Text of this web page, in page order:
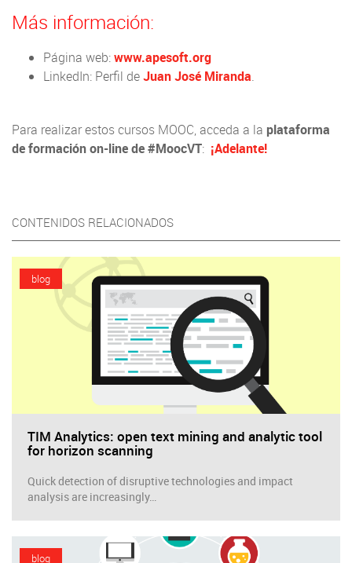
Más información:
Página web:www.apesoft.org
LinkedIn: Perfil deJuan José Miranda.
Para realizar estos cursos MOOC, acceda a la plataforma
de formación on-line de #MoocVT: ¡Adelante!
CONTENIDOS RELACIONADOS
blog
TIM Analytics: open text mining and analytic tool
for horizon scanning
Quick detection of disruptive technologies and impact
analysis are increasingly…
blog